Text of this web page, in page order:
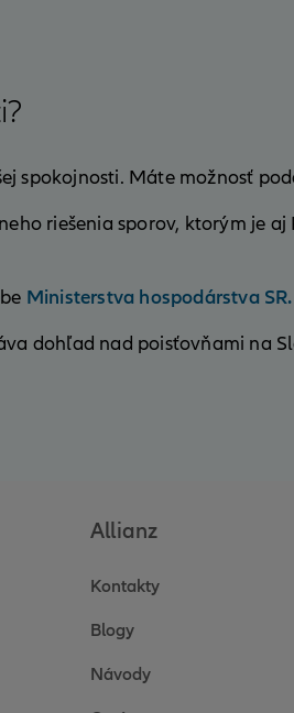
spokojnosti. Máte možnosť
riešenia sporov, ktorým je
Ministerstva hospodárstva SR.
dohľad nad poisťovňami na
Allianz
Kontakty
Blogy
Návody